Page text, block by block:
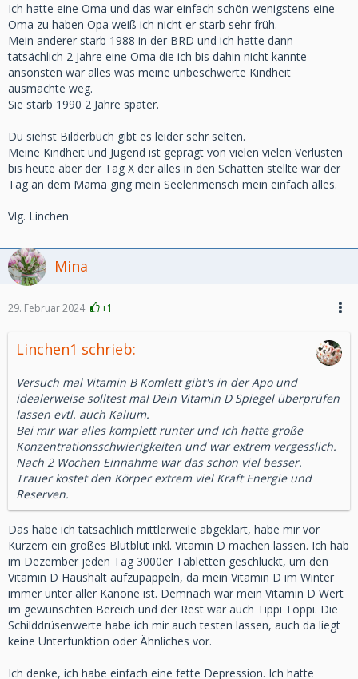
Ich hatte eine Oma und das war einfach schön wenigstens eine
Oma zu haben Opa weiß ich nicht er starb sehr früh.
Mein anderer starb 1988 in der BRD und ich hatte dann
tatsächlich 2 Jahre eine Oma die ich bis dahin nicht kannte
ansonsten war alles was meine unbeschwerte Kindheit
ausmachte weg.
Sie starb 1990 2 Jahre später.
Du siehst Bilderbuch gibt es leider sehr selten.
Meine Kindheit und Jugend ist geprägt von vielen vielen Verlusten
bis heute aber der Tag X der alles in den Schatten stellte war der
Tag an dem Mama ging mein Seelenmensch mein einfach alles.
Vlg. Linchen
Mina
29. Februar 2024 +1
Linchen1 schrieb:
Versuch mal Vitamin B Komlett gibt's in der Apo und
idealerweise solltest mal Dein Vitamin D Spiegel überprüfen
lassen evtl. auch Kalium.
Bei mir war alles komplett runter und ich hatte große
Konzentrationsschwierigkeiten und war extrem vergesslich.
Nach 2 Wochen Einnahme war das schon viel besser.
Trauer kostet den Körper extrem viel Kraft Energie und
Reserven.
Das habe ich tatsächlich mittlerweile abgeklärt, habe mir vor
Kurzem ein großes Blutblut inkl. Vitamin D machen lassen. Ich hab
im Dezember jeden Tag 3000er Tabletten geschluckt, um den
Vitamin D Haushalt aufzupäppeln, da mein Vitamin D im Winter
immer unter aller Kanone ist. Demnach war mein Vitamin D Wert
im gewünschten Bereich und der Rest war auch Tippi Toppi. Die
Schilddrüsenwerte habe ich mir auch testen lassen, auch da liegt
keine Unterfunktion oder Ähnliches vor.
Ich denke, ich habe einfach eine fette Depression. Ich hatte